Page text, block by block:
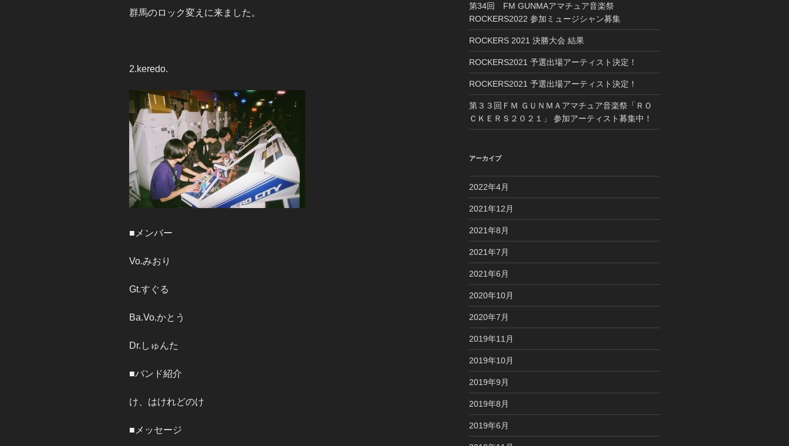
群馬のロック変えに来ました。
2.keredo.
■メンバー
Vo.みおり
Gt.すぐる
Ba.Vo.かとう
Dr.しゅんた
■バンド紹介
け、はけれどのけ
■メッセージ
第34回 FM GUNMAアマチュア音楽祭
ROCKERS2022 参加ミュージシャン募集
ROCKERS 2021 決勝大会 結果
ROCKERS2021 予選出場アーティスト決定！
ROCKERS2021 予選出場アーティスト決定！
第３３回ＦＭ ＧＵＮＭＡアマチュア音楽祭「ＲＯ
ＣＫＥＲＳ２０２１」 参加アーティスト募集中！
アーカイブ
2022年4月
2021年12月
2021年8月
2021年7月
2021年6月
2020年10月
2020年7月
2019年11月
2019年10月
2019年9月
2019年8月
2019年6月